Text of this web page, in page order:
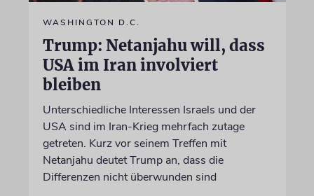
WASHINGTON D.C.
Trump: Netanjahu will, dass
USA im Iran involviert
bleiben
Unterschiedliche Interessen Israels und der
USA sind im Iran-Krieg mehrfach zutage
getreten. Kurz vor seinem Treffen mit
Netanjahu deutet Trump an, dass die
Differenzen nicht überwunden sind